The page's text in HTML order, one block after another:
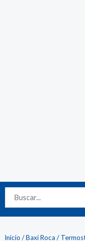
Buscar
Inicio /Baxi Roca /